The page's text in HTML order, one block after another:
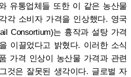
유통업체들 또한 이 같은 농산물
각 소비자 가격을 인상했다. 영국
Consortium)는 흉작과 설탕 가격
이끌었다고 밝혔다. 이러한 소식
가격 인상이 농산물 가격과 관련
것은 잘못된 생각이다. 글로벌 자